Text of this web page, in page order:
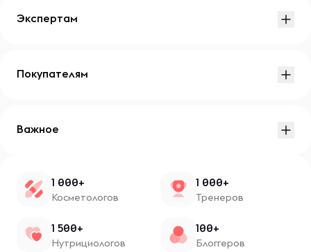
Экспертам
Покупателям
Важное
1 000+
Косметологов
1 000+
Тренеров
1 500+
Нутрициологов
100+
Блоггеров